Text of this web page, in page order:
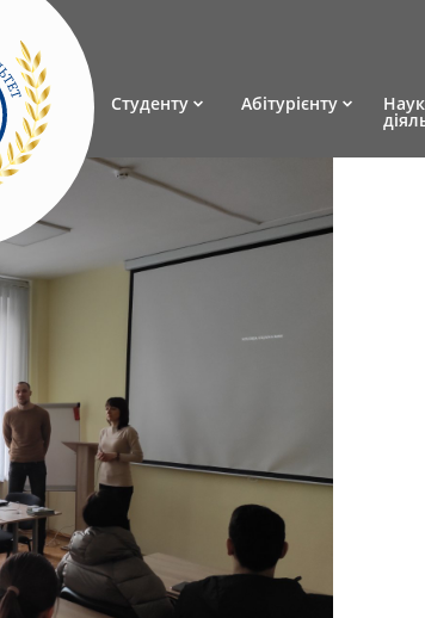
Студенту Абітурієнту